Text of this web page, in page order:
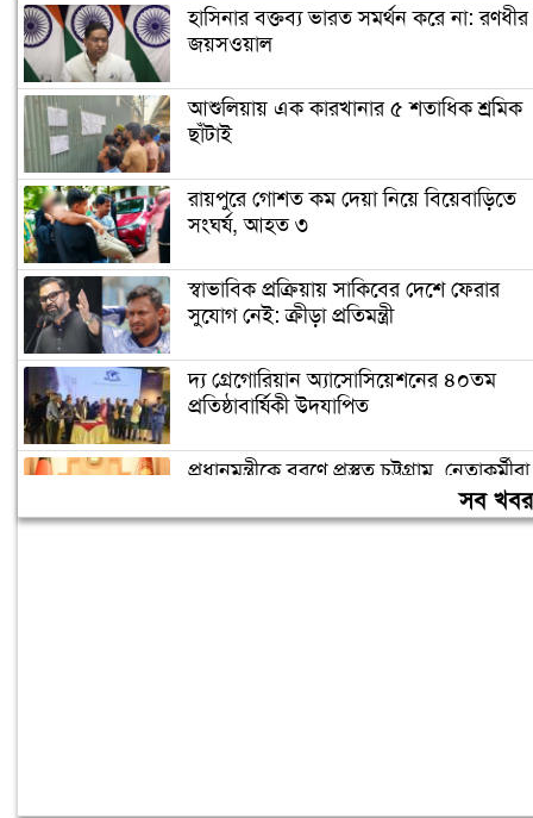
হাসিনার বক্তব্য ভারত সমর্থন করে না: রণধীর
জয়সওয়াল
আশুলিয়ায় এক কারখানার ৫ শতাধিক শ্রমিক
ছাঁটাই
রায়পুরে গোশত কম দেয়া নিয়ে বিয়েবাড়িতে
সংঘর্ষ, আহত ৩
স্বাভাবিক প্রক্রিয়ায় সাকিবের দেশে ফেরার
সুযোগ নেই: ক্রীড়া প্রতিমন্ত্রী
দ্য গ্রেগোরিয়ান অ্যাসোসিয়েশনের ৪০তম
প্রতিষ্ঠাবার্ষিকী উদযাপিত
প্রধানমন্ত্রীকে বরণে প্রস্তুত চট্টগ্রাম, নেতাকর্মীরা
সব